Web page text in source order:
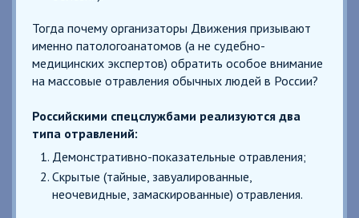
Тогда почему организаторы Движения призывают
именно патологоанатомов (а не судебно-
медицинских экспертов) обратить особое внимание
на массовые отравления обычных людей в России?
Российскими спецслужбами реализуются два
типа отравлений:
Демонстративно-показательные отравления;
Скрытые (тайные, завуалированные,
неочевидные, замаскированные) отравления.